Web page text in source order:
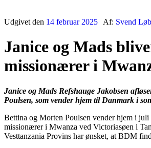
Udgivet den 14 februar 2025 Af: Svend
Janice og Mads
missionærer i
Janice og Mads Refshauge Jakobsen
Poulsen, som vender hjem til Danmark i
Bettina og Morten Poulsen vender hjem i juli
missionærer i Mwanza ved Victoriasøen i
Vesttanzania Provins har ønsket, at BDM